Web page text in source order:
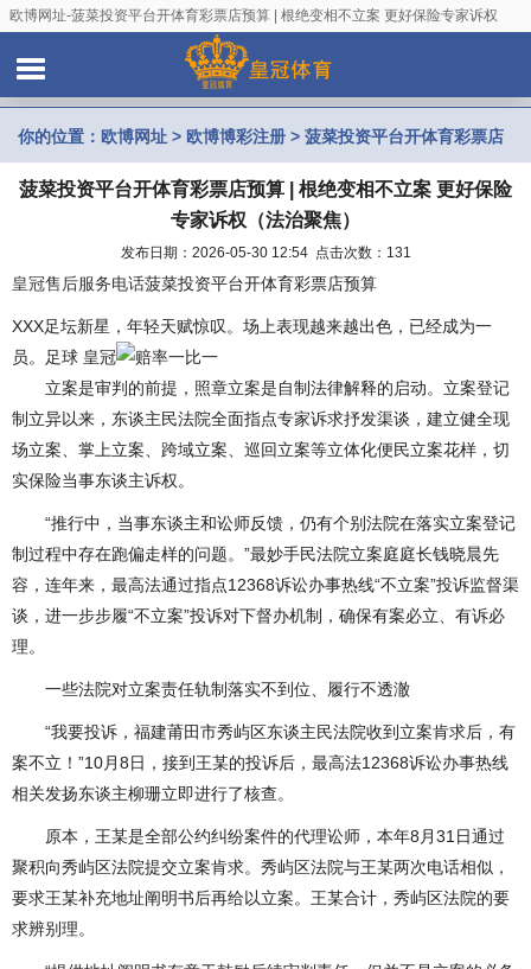
欧博网址-菠菜投资平台开体育彩票店预算 | 根绝变相不立案 更好保险专家诉权
你的位置： 欧博网址 > 欧博博彩注册 > 菠菜投资平台开体育彩票店
预算 | 根绝变相不立案 更好保险专家诉权（法治聚焦）
菠菜投资平台开体育彩票店预算 | 根绝变相不立案 更好保险
专家诉权（法治聚焦）
发布日期：2026-05-30 12:54 点击次数：131
皇冠售后服务电话菠菜投资平台开体育彩票店预算
XXX足坛新星，年轻天赋惊叹。场上表现越来越出色，已经成为一
员。足球 皇冠
立案是审判的前提，照章立案是自制法律解释的启动。立案登记
制立异以来，东谈主民法院全面指点专家诉求抒发渠谈，建立健全现
场立案、掌上立案、跨域立案、巡回立案等立体化便民立案花样，切
实保险当事东谈主诉权。
“推行中，当事东谈主和讼师反馈，仍有个别法院在落实立案登记
制过程中存在跑偏走样的问题。”最妙手民法院立案庭庭长钱晓晨先
容，连年来，最高法通过指点12368诉讼办事热线“不立案”投诉监督渠
谈，进一步步履“不立案”投诉对下督办机制，确保有案必立、有诉必
理。
一些法院对立案责任轨制落实不到位、履行不透澈
“我要投诉，福建莆田市秀屿区东谈主民法院收到立案肯求后，有
案不立！”10月8日，接到王某的投诉后，最高法12368诉讼办事热线
相关发扬东谈主柳珊立即进行了核查。
原本，王某是全部公约纠纷案件的代理讼师，本年8月31日通过
聚积向秀屿区法院提交立案肯求。秀屿区法院与王某两次电话相似，
要求王某补充地址阐明书后再给以立案。王某合计，秀屿区法院的要
求辨别理。